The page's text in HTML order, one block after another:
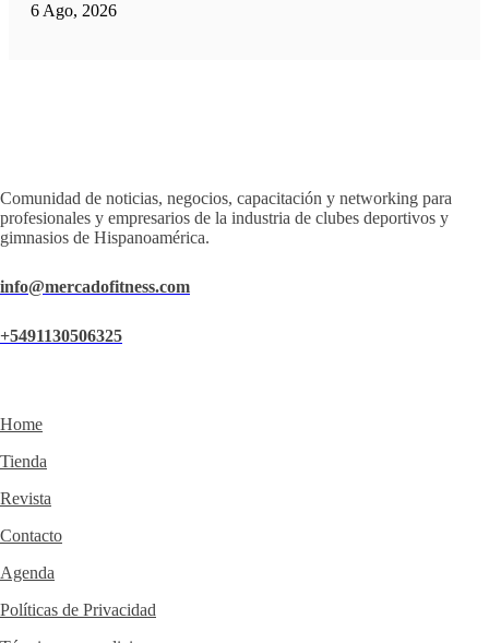
6 Ago, 2026
Comunidad de noticias, negocios, capacitación y networking para
profesionales y empresarios de la industria de clubes deportivos y
gimnasios de Hispanoamérica.
info@mercadofitness.com
+5491130506325
Home
Tienda
Revista
Contacto
Agenda
Políticas de Privacidad